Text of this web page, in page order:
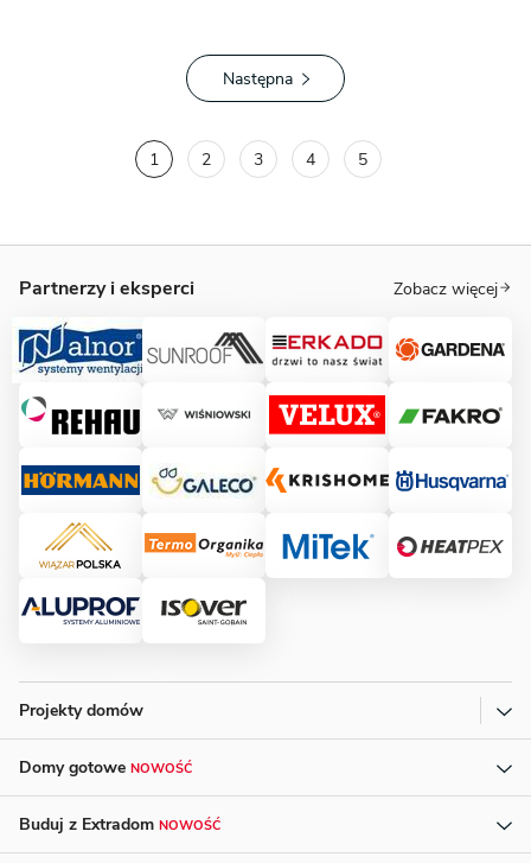
Następna
1 2 3 4 5
Partnerzy i eksperci Zobacz więcej
Projekty domów
Domy gotowe NOWOŚĆ
Buduj z Extradom NOWOŚĆ